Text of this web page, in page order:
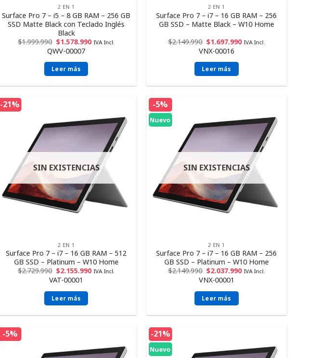
2 EN 1
Surface Pro 7 – i5 – 8 GB RAM – 256 GB
SSD Matte Black con Teclado Inglés
Black
$1.999.990 $1.578.990 IVA Incl.
QWV-00007
Leer más
2 EN 1
Surface Pro 7 – i7 – 16 GB RAM – 256
GB SSD – Matte Black – W10 Home
$2.149.990 $1.697.990 IVA Incl.
VNX-00016
Leer más
-21%
SIN EXISTENCIAS
2 EN 1
Surface Pro 7 – i7 – 16 GB RAM – 512
GB SSD – Platinum – W10 Home
$2.729.990 $2.155.990 IVA Incl.
VAT-00001
Leer más
-5%
Nuevo
SIN EXISTENCIAS
2 EN 1
Surface Pro 7 – i7 – 16 GB RAM – 256
GB SSD – Platinum – W10 Home
$2.149.990 $2.037.990 IVA Incl.
VNX-00001
Leer más
-5% -21%
Nuevo